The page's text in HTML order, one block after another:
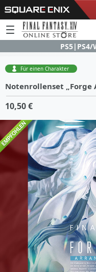
Für einen Charakter
Notenrollenset „Forge
10,50 €